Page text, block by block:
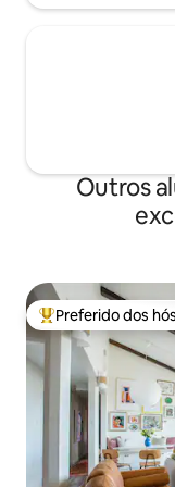
Outros
Entre os melhores
Preferido dos